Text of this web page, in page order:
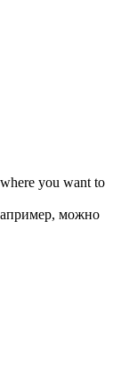
you want to
можно